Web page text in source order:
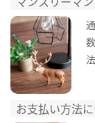
お支払い方法